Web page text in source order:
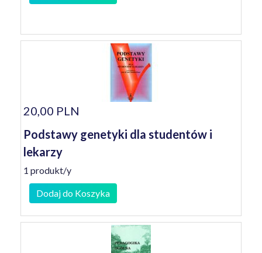
20,00 PLN
Podstawy genetyki dla studentów i
lekarzy
1 produkt/y
Dodaj do Koszyka